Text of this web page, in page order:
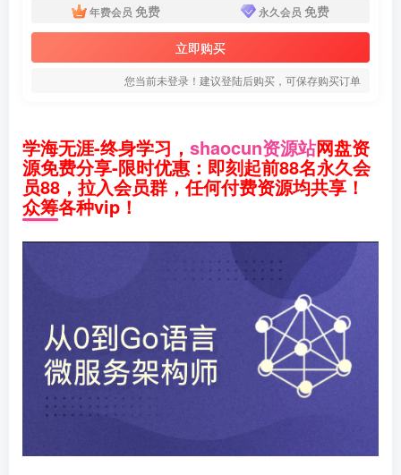
年费会员 免费 永久会员 免费
立即购买
您当前未登录！建议登陆后购买，可保存购买订单
学海无涯-终身学习， shaocun资源站网盘资
源免费分享-限时优惠：即刻起前88名永久会
员88，拉入会员群，任何付费资源均共享！
众筹各种vip！